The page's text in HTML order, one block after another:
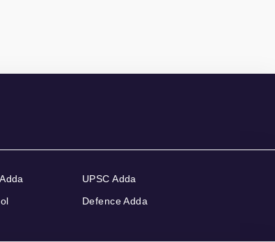
UPSC Adda
Defence Adda